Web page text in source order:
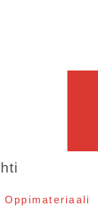
Oppimateriaali